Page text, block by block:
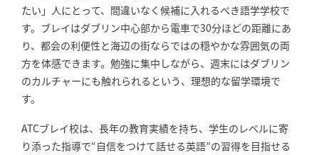
たい」人にとって、間違いなく候補に入れるべき語学学校で
す。ブレイはダブリン中心部から電車で30分ほどの距離にあ
り、都会の利便性と海辺の街ならではの穏やかな雰囲気の両
方を体感できます。勉強に集中しながら、週末にはダブリン
のカルチャーにも触れられるという、理想的な留学環境で
す。
ATCブレイ校は、長年の教育実績を持ち、学生のレベルに寄
り添った指導で“自信をつけて話せる英語”の習得を目指せる